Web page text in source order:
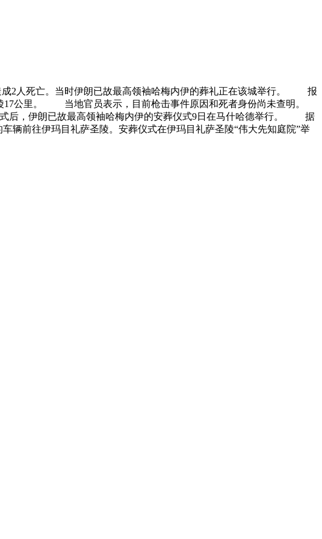
2人死亡。当时伊朗已故最高领袖哈梅内伊的葬礼正在该城举行。 报
17公里。 当地官员表示，目前枪击事件原因和死者身份尚未查明。
后，伊朗已故最高领袖哈梅内伊的安葬仪式9日在马什哈德举行。 据
辆前往伊玛目礼萨圣陵。安葬仪式在伊玛目礼萨圣陵“伟大先知庭院”举